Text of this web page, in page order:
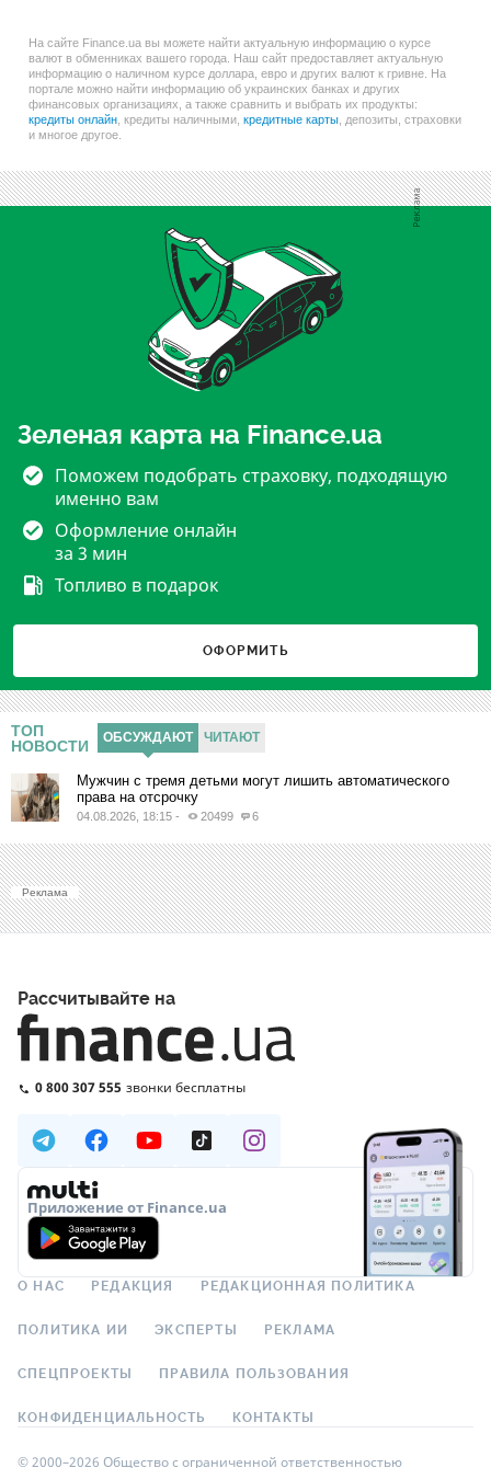
На сайте Finance.ua вы можете найти актуальную информацию о курсе
валют в обменниках вашего города. Наш сайт предоставляет актуальную
информацию о наличном курсе доллара, евро и других валют к гривне. На
портале можно найти информацию об украинских банках и других
финансовых организациях, а также сравнить и выбрать их продукты:
кредиты онлайн , кредиты наличными, кредитные карты , депозиты, страховки
и многое другое.
Зеленая карта на Finance.ua
Поможем подобрать страховку, подходящую
именно вам
Оформление онлайн
за 3 мин
Топливо в подарок
ОФОРМИТЬ
ТОП
НОВОСТИ
ОБСУЖДАЮТ ЧИТАЮТ
Мужчин с тремя детьми могут лишить автоматического
права на отсрочку
04.08.2026, 18:15 - 20499 6
Реклама
Рассчитывайте на
0 800 307 555 звонки бесплатны
Приложение от Finance.ua
О НАС РЕДАКЦИЯ РЕДАКЦИОННАЯ ПОЛИТИКА
ПОЛИТИКА ИИ ЭКСПЕРТЫ РЕКЛАМА
СПЕЦПРОЕКТЫ ПРАВИЛА ПОЛЬЗОВАНИЯ
КОНФИДЕНЦИАЛЬНОСТЬ КОНТАКТЫ
© 2000–2026 Общество с ограниченной ответственностью